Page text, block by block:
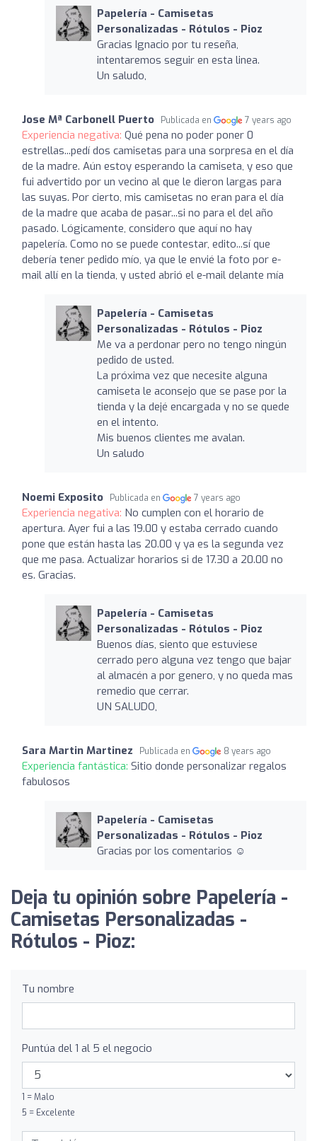
Papelería - Camisetas
Personalizadas - Rótulos - Pioz
Gracias Ignacio por tu reseña,
intentaremos seguir en esta linea.
Un saludo,
Jose Mª Carbonell Puerto Publicada en 7 years ago
Experiencia negativa: Qué pena no poder poner 0
estrellas...pedí dos camisetas para una sorpresa en el día
de la madre. Aún estoy esperando la camiseta, y eso que
fui advertido por un vecino al que le dieron largas para
las suyas. Por cierto, mis camisetas no eran para el día
de la madre que acaba de pasar...si no para el del año
pasado. Lógicamente, considero que aquí no hay
papelería. Como no se puede contestar, edito...sí que
debería tener pedido mío, ya que le envié la foto por e-
mail allí en la tienda, y usted abrió el e-mail delante mía
Papelería - Camisetas
Personalizadas - Rótulos - Pioz
Me va a perdonar pero no tengo ningún
pedido de usted.
La próxima vez que necesite alguna
camiseta le aconsejo que se pase por la
tienda y la dejé encargada y no se quede
en el intento.
Mis buenos clientes me avalan.
Un saludo
Noemi Exposito Publicada en 7 years ago
Experiencia negativa: No cumplen con el horario de
apertura. Ayer fui a las 19.00 y estaba cerrado cuando
pone que están hasta las 20.00 y ya es la segunda vez
que me pasa. Actualizar horarios si de 17.30 a 20.00 no
es. Gracias.
Papelería - Camisetas
Personalizadas - Rótulos - Pioz
Buenos días, siento que estuviese
cerrado pero alguna vez tengo que bajar
al almacén a por genero, y no queda mas
remedio que cerrar.
UN SALUDO,
Sara Martin Martinez Publicada en 8 years ago
Experiencia fantástica: Sitio donde personalizar regalos
fabulosos
Papelería - Camisetas
Personalizadas - Rótulos - Pioz
Gracias por los comentarios ☺️
Deja tu opinión sobre Papelería -
Camisetas Personalizadas -
Rótulos - Pioz:
Tu nombre
Puntúa del 1 al 5 el negocio
1 = Malo
5 = Excelente